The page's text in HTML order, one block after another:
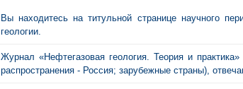
Вы находитесь на титульной странице научного
геологии.
Журнал «Нефтегазовая геология. Теория и
распространения - Россия; зарубежные страны),